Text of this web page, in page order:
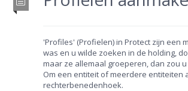
'Profiles' (Profielen) in Protect zijn een
was en u wilde zoeken in de holding,
maar ze allemaal groeperen, dan zou
Om een entiteit of meerdere entiteiten
rechterbenedenhoek.